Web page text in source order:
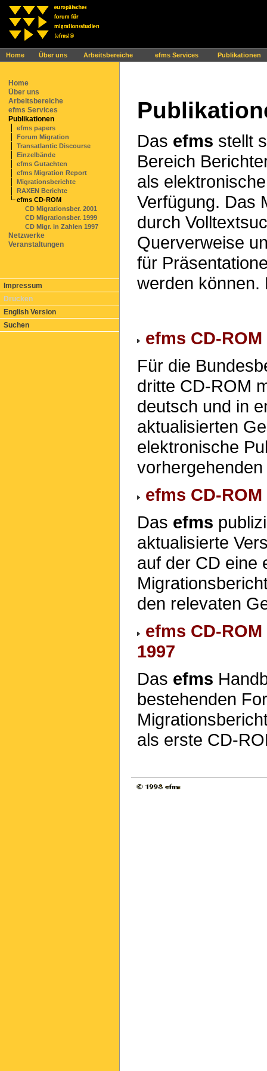
Home Über uns Arbeitsbereiche efms Services Publikationen
Ihr Browser interpretiert leider kein JavaScript!
Home
Über uns
Arbeitsbereiche
efms Services
Publikationen
efms papers
Forum Migration
Transatlantic Discourse
Einzelbände
efms Gutachten
efms Migration Report
Migrationsberichte
RAXEN Berichte
efms CD-ROM
CD Migrationsber. 2001
CD Migrationsber. 1999
CD Migr. in Zahlen 1997
Netzwerke
Veranstaltungen
Impressum
Drucken
English Version
Suchen
Das efms stellt
Bereich
als
Verfügung. Das
durch
Querverweise
für
werden können.
efms CD-
Für die
dritte CD-ROM
deutsch und in
aktualisierten
elektronische
efms CD-
Das efms
aktualisierte
auf der CD eine
den relevaten
efms CD-
1997
Das efms
bestehenden
als erste CD-